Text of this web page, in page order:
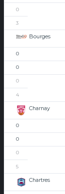
0
3
Bourges
0
0
0
4
Charnay
0
0
0
5
Chartres